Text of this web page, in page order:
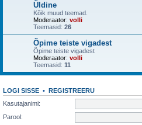
Üldine
Kõik muud teemad.
Moderaator: volli
Teemasid: 26
Õpime teiste vigadest
Õpime teiste vigadest
Moderaator: volli
Teemasid: 11
LOGI SISSE • REGISTREERU
Kasutajanimi:
Parool: